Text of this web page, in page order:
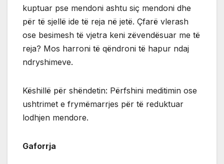
kuptuar pse mendoni ashtu siç mendoni dhe
për të sjellë ide të reja në jetë. Çfarë vlerash
ose besimesh të vjetra keni zëvendësuar me të
reja? Mos harroni të qëndroni të hapur ndaj
ndryshimeve.
Këshillë për shëndetin: Përfshini meditimin ose
ushtrimet e frymëmarrjes për të reduktuar
lodhjen mendore.
Gaforrja